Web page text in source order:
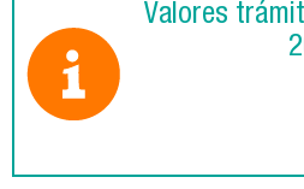
Valores